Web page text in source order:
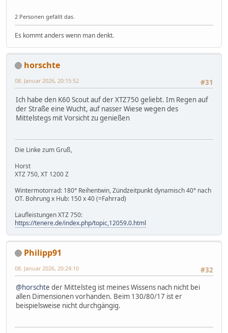
2 Personen gefällt das.
Es kommt anders wenn man denkt.
horschte
#31
08. Januar 2026, 20:15:52
Ich habe den K60 Scout auf der XTZ750 geliebt. Im Regen auf
der Straße eine Wucht, auf nasser Wiese wegen des
Mittelstegs mit Vorsicht zu genießen
Die Linke zum Gruß,
Horst
XTZ 750, XT 1200 Z
Wintermotorrad: 180° Reihentwin, Zündzeitpunkt dynamisch 40° nach
OT. Bohrung x Hub: 150 x 40 (=Fahrrad)
Laufleistungen XTZ 750:
https://tenere.de/index.php/topic,12059.0.html
Philipp91
#32
08. Januar 2026, 20:24:10
@horschte der Mittelsteg ist meines Wissens nach nicht bei
allen Dimensionen vorhanden. Beim 130/80/17 ist er
beispielsweise nicht durchgängig.